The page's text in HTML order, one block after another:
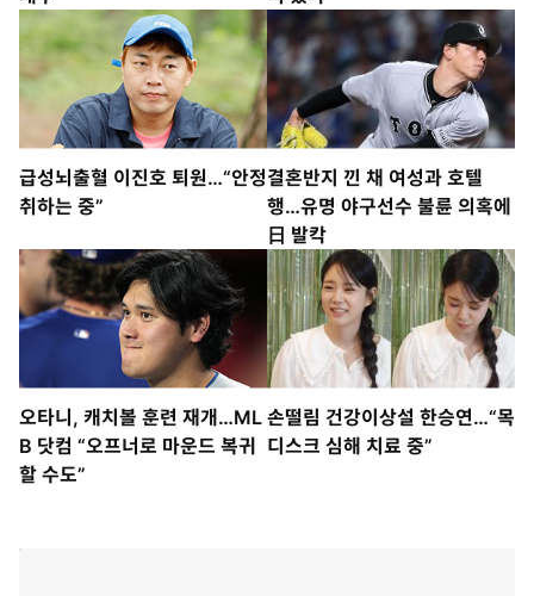
급성뇌출혈 이진호 퇴원…“안정
취하는 중”
결혼반지 낀 채 여성과 호텔
행…유명 야구선수 불륜 의혹에
日 발칵
오타니, 캐치볼 훈련 재개…ML
B 닷컴 “오프너로 마운드 복귀
할 수도”
손떨림 건강이상설 한승연…“목
디스크 심해 치료 중”